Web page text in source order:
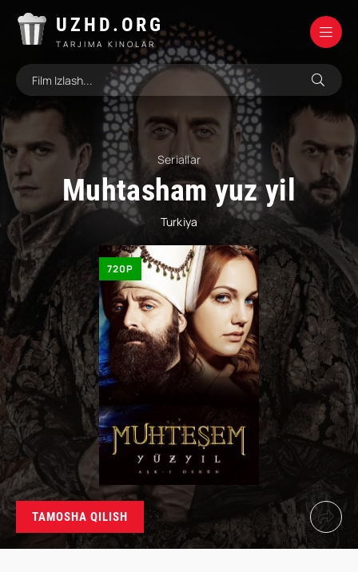
UZHD.ORG
TARJIMA KINOLAR
Seriallar
Muhtasham yuz yil
Turkiya
720P
TAMOSHA QILISH